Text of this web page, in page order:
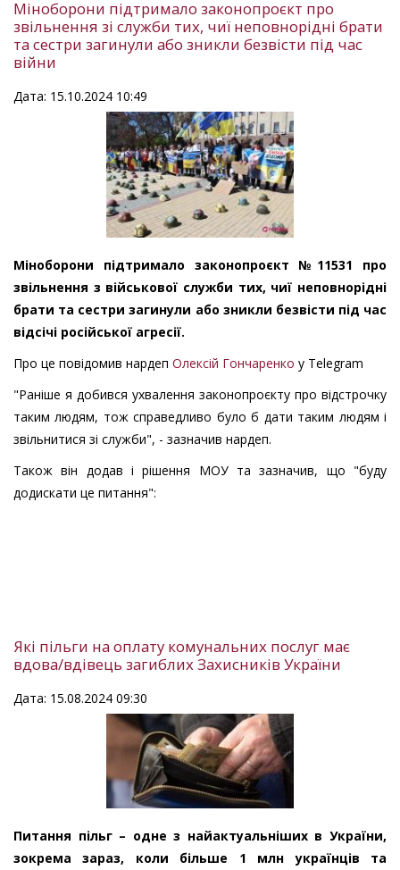
Міноборони підтримало законопроєкт про
звільнення зі служби тих, чиї неповнорідні брати
та сестри загинули або зникли безвісти під час
війни
Дата: 15.10.2024 10:49
Міноборони підтримало законопроєкт №11531 про
звільнення з військової служби тих, чиї неповнорідні
брати та сестри загинули або зникли безвісти під час
відсічі російської агресії.
Про це повідомив нардеп Олексій Гончаренко у Telegram
"Раніше я добився ухвалення законопроєкту про відстрочку
таким людям, тож справедливо було б дати таким людям і
звільнитися зі служби", - зазначив нардеп.
Також він додав і рішення МОУ та зазначив, що "буду
додискати це питання":
Які пільги на оплату комунальних послуг має
вдова/вдівець загиблих Захисників України
Дата: 15.08.2024 09:30
Питання пільг – одне з найактуальніших в України,
зокрема зараз, коли більше 1 млн українців та